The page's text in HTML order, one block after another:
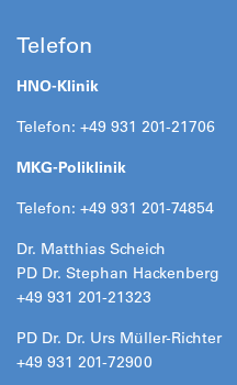
Telefon
HNO-Klinik
Telefon: +49 931 201-21706
MKG-Poliklinik
Telefon: +49 931 201-74854
Dr. Matthias Scheich
PD Dr. Stephan Hackenberg
+49 931 201-21323
PD Dr. Dr. Urs Müller-Richter
+49 931 201-72900